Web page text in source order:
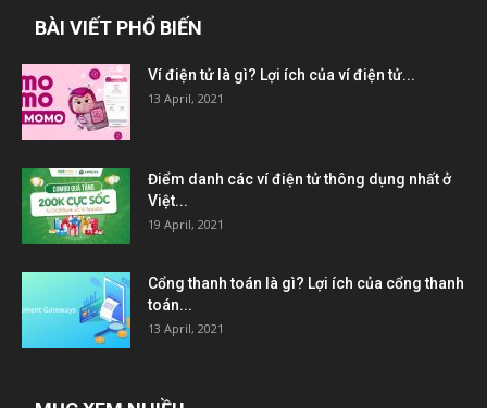
BÀI VIẾT PHỔ BIẾN
Ví điện tử là gì? Lợi ích của ví điện tử...
13 April, 2021
Điểm danh các ví điện tử thông dụng nhất ở
Việt...
19 April, 2021
Cổng thanh toán là gì? Lợi ích của cổng thanh
toán...
13 April, 2021